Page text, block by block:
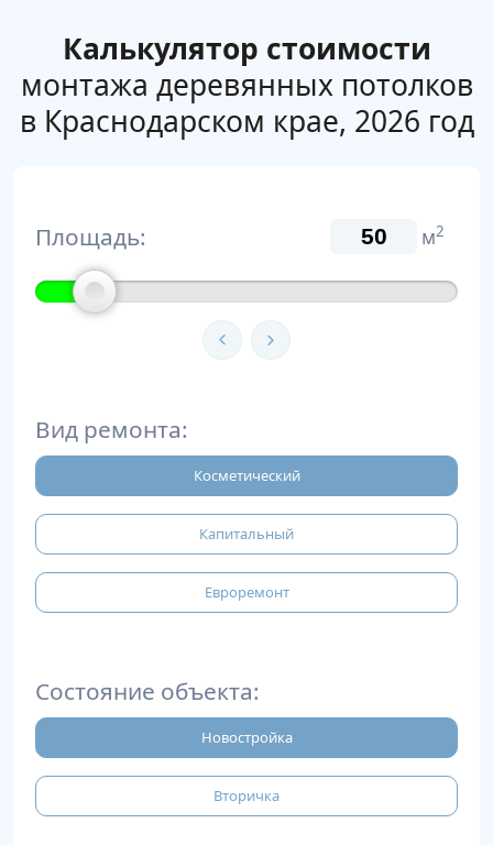
Калькулятор стоимости
монтажа деревянных потолков
в Краснодарском крае, 2026 год
Площадь: м2
Вид ремонта:
Косметический
Капитальный
Евроремонт
Состояние объекта:
Новостройка
Вторичка